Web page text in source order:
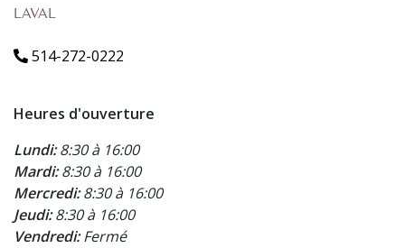
LAVAL
514-272-0222
Heures d'ouverture
Lundi:8:30 à 16:00
Mardi:8:30 à 16:00
Mercredi:8:30 à 16:00
Jeudi:8:30 à 16:00
Vendredi:Fermé